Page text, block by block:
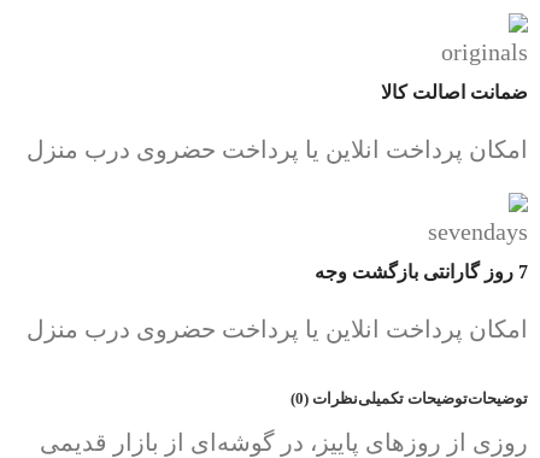
ضمانت اصالت کالا
امکان پرداخت انلاین یا پرداخت حضروی درب منزل
7 روز گارانتی بازگشت وجه
امکان پرداخت انلاین یا پرداخت حضروی درب منزل
توضیحاتتوضیحات تکمیلینظرات (0)
روزی از روزهای پاییز، در گوشه‌ای از بازار قدیمی